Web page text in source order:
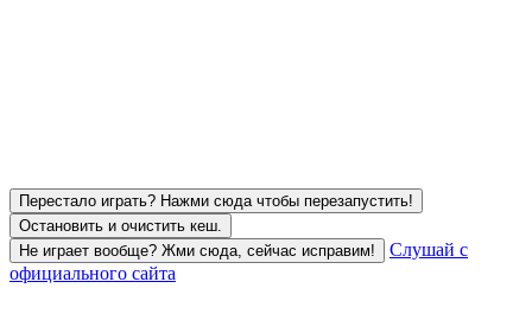
Перестало играть? Нажми сюда чтобы перезапустить!
Остановить и очистить кеш.
Не играет вообще? Жми сюда, сейчас исправим!
Слушай с
официального сайта